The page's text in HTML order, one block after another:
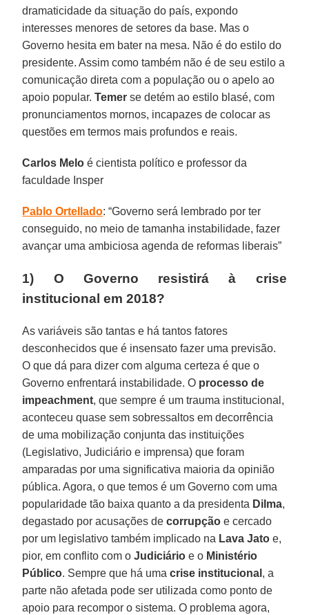
dramaticidade da situação do país, expondo
interesses menores de setores da base. Mas o
Governo hesita em bater na mesa. Não é do estilo do
presidente. Assim como também não é de seu estilo a
comunicação direta com a população ou o apelo ao
apoio popular.Temer se detém ao estilo blasé, com
pronunciamentos mornos, incapazes de colocar as
questões em termos mais profundos e reais.
Carlos Melo é cientista político e professor da
faculdade Insper
Pablo Ortellado: “Governo será lembrado por ter
conseguido, no meio de tamanha instabilidade, fazer
avançar uma ambiciosa agenda de reformas liberais”
1) O Governo resistirá à crise
institucional em 2018?
As variáveis são tantas e há tantos fatores
desconhecidos que é insensato fazer uma previsão.
O que dá para dizer com alguma certeza é que o
Governo enfrentará instabilidade. O processo de
impeachment, que sempre é um trauma institucional,
aconteceu quase sem sobressaltos em decorrência
de uma mobilização conjunta das instituições
(Legislativo, Judiciário e imprensa) que foram
amparadas por uma significativa maioria da opinião
pública. Agora, o que temos é um Governo com uma
popularidade tão baixa quanto a da presidenta Dilma,
degastado por acusações decorrupção e cercado
por um legislativo também implicado na Lava Jato e,
pior, em conflito com oJudiciário e o Ministério
Público. Sempre que há uma crise institucional , a
parte não afetada pode ser utilizada como ponto de
apoio para recompor o sistema. O problema agora,